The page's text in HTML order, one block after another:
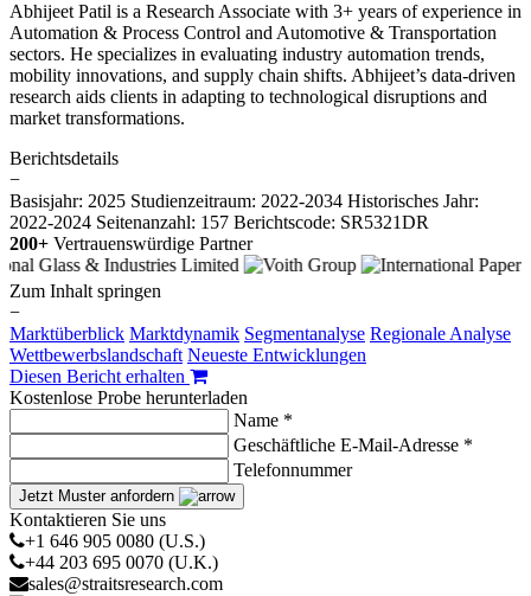
Abhijeet Patil is a Research Associate with 3+ years of experience in
Automation & Process Control and Automotive & Transportation
sectors. He specializes in evaluating industry automation trends,
mobility innovations, and supply chain shifts. Abhijeet’s data-driven
research aids clients in adapting to technological disruptions and
market transformations.
Berichtsdetails
−
Basisjahr: 2025 Studienzeitraum: 2022-2034 Historisches Jahr:
2022-2024 Seitenanzahl: 157 Berichtscode: SR5321DR
200+ Vertrauenswürdige Partner
Zum Inhalt springen
−
Marktüberblick Marktdynamik Segmentanalyse Regionale Analyse
Wettbewerbslandschaft Neueste Entwicklungen
Diesen Bericht erhalten
Kostenlose Probe herunterladen
Name *
Geschäftliche E-Mail-Adresse *
Telefonnummer
Jetzt Muster anfordern
Kontaktieren Sie uns
+1 646 905 0080 (U.S.)
+44 203 695 0070 (U.K.)
sales@straitsresearch.com